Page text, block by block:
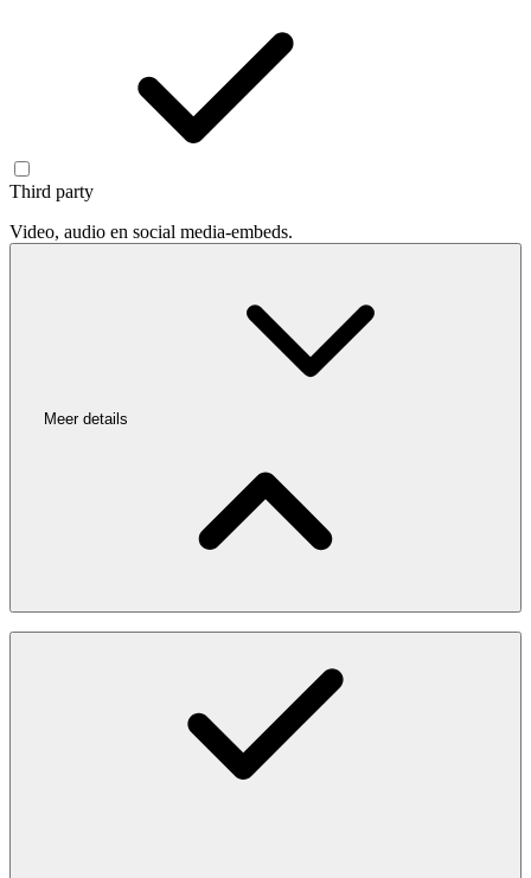
Third party
Video, audio en social media-embeds.
Meer details